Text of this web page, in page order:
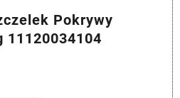
Pokrywy
11120034104